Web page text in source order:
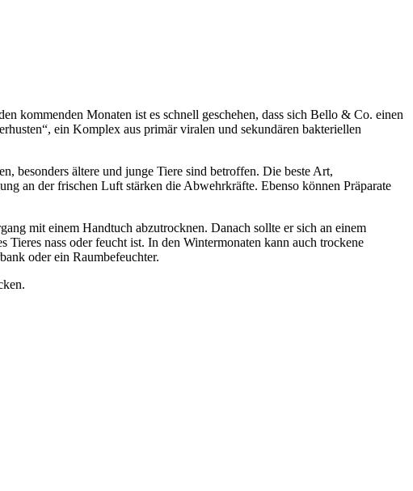
kommenden Monaten ist es schnell geschehen, dass sich Bello & Co. einen
ein Komplex aus primär viralen und sekundären bakteriellen
besonders ältere und junge Tiere sind betroffen. Die beste Art,
an der frischen Luft stärken die Abwehrkräfte. Ebenso können Präparate
mit einem Handtuch abzutrocknen. Danach sollte er sich an einem
nass oder feucht ist. In den Wintermonaten kann auch trockene
oder ein Raumbefeuchter.